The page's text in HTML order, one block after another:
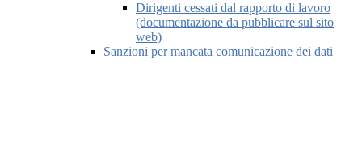
Dirigenti cessati dal rapporto di lavoro
(documentazione da pubblicare sul sito
web)
Sanzioni per mancata comunicazione dei dati